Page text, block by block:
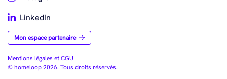
LinkedIn
Mon espace partenaire
Mentions légales et CGU
© homeloop 2026. Tous droits réservés.